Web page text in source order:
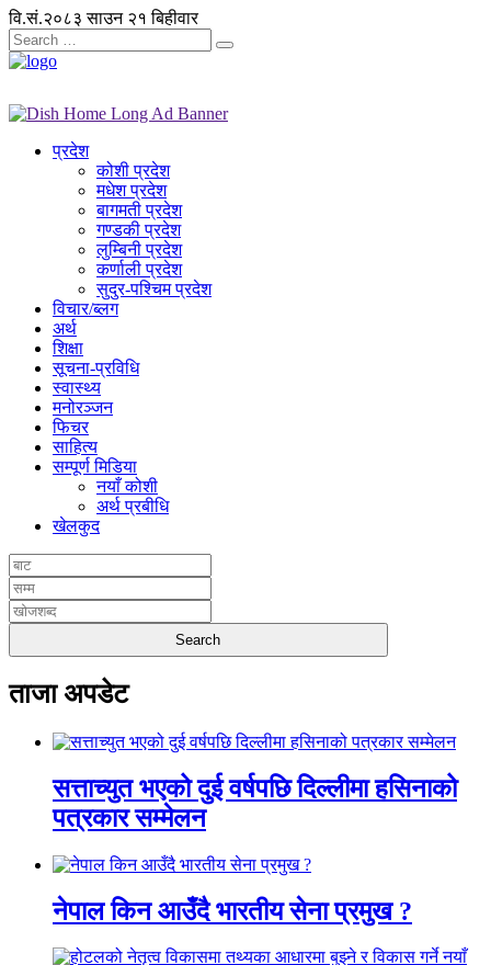
वि.सं.२०८३ साउन २१ बिहीवार
प्रदेश
कोशी प्रदेश
मधेश प्रदेश
बागमती प्रदेश
गण्डकी प्रदेश
लुम्बिनी प्रदेश
कर्णाली प्रदेश
सुदुर-पश्चिम प्रदेश
विचार/ब्लग
अर्थ
शिक्षा
सूचना-प्रविधि
स्वास्थ्य
मनोरञ्जन
फिचर
साहित्य
सम्पूर्ण मिडिया
नयाँ कोशी
अर्थ प्रबीधि
खेलकुद
ताजा अपडेट
सत्ताच्युत भएको दुई वर्षपछि दिल्लीमा हसिनाको
पत्रकार सम्मेलन
नेपाल किन आउँदै भारतीय सेना प्रमुख ?